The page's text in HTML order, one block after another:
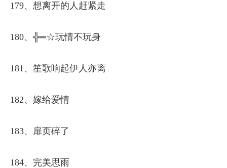
179、想离开的人赶紧走
180、╬═☆玩情不玩身
181、笙歌响起伊人亦离
182、嫁给爱情
183、扉页碎了
184、完美思雨